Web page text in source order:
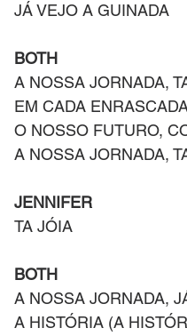
JÁ VEJO A GUINADA
BOTH
A NOSSA JORNADA,
EM CADA
O NOSSO FUTURO,
A NOSSA JORNADA,
JENNIFER
TA JÓIA
BOTH
A NOSSA JORNADA,
A HISTÓRIA (A